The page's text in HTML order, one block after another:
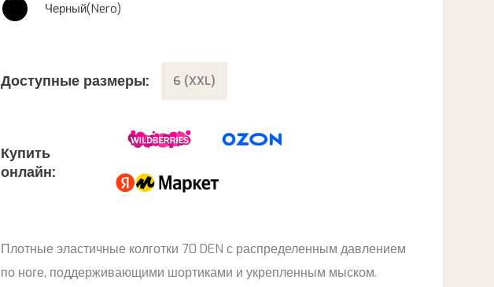
Черный(Nero)
Доступные размеры: 6 (XXL)
Купить
онлайн:
Плотные эластичные колготки 70 DEN с распределенным давлением
по ноге, поддерживающими шортиками и укрепленным мыском.